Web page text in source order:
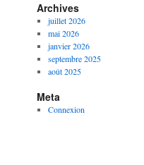
Archives
juillet 2026
mai 2026
janvier 2026
septembre 2025
août 2025
Meta
Connexion